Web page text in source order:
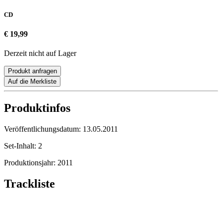
CD
€ 19,99
Derzeit nicht auf Lager
Produkt anfragen
Auf die Merkliste
Produktinfos
Veröffentlichungsdatum: 13.05.2011
Set-Inhalt: 2
Produktionsjahr: 2011
Trackliste